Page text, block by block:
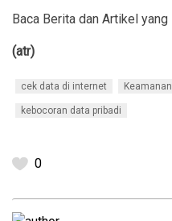
Baca Berita dan Artikel yang
(atr)
cek data di internet
kebocoran data pribadi
0